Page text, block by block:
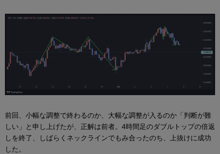
前回、小幅な調整で終わるのか、大幅な調整が入るのか「判断が難
しい」と申し上げたが、正解は前者。4時間足のダブルトップの倍返
しを終了、しばらくネックラインでもみ合ったのち、上抜けに成功
した。